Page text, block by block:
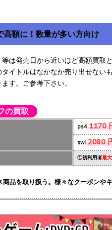
額に！数量が多い方向け
は発売日から近いほど高額買取
タイトルはなかなか売り出せな
す。ご参考下さい。
の買取
ps41170
swi2080
①初利用者最
商品を取り扱う。様々なクーポンや